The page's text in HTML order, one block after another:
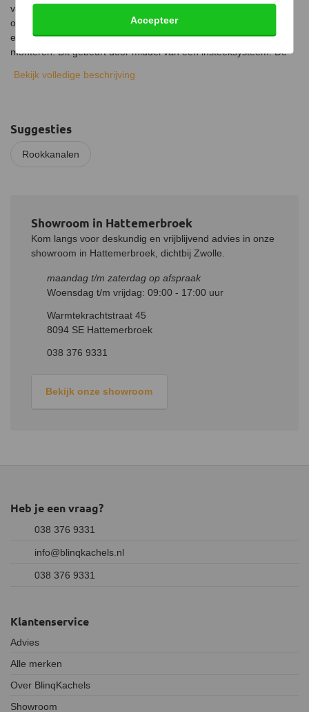
van je kachel en zorgt er voor dat verbrandingsgassen veilig
omhoog worden geleid. Deze RVS bocht van 90 graden is
eenvoudig op de kachel en andere enkelwandige kachelpijpen te
monteren. Dit gebeurt door middel van een insteeksysteem. De
met de verjonging naar beneden.
Bekijk volledige beschrijving
Suggesties
Rookkanalen
Showroom in Hattemerbroek
Kom langs voor deskundig en vrijblijvend advies in onze
showroom in Hattemerbroek, dichtbij Zwolle.
maandag t/m zaterdag op afspraak
Woensdag t/m vrijdag: 09:00 - 17:00 uur
Warmtekrachtstraat 45
8094 SE Hattemerbroek
038 376 9331
Bekijk onze showroom
Heb je een vraag?
038 376 9331
info@blinqkachels.nl
038 376 9331
Klantenservice
Advies
Alle merken
Over BlinqKachels
Showroom
Accepteer